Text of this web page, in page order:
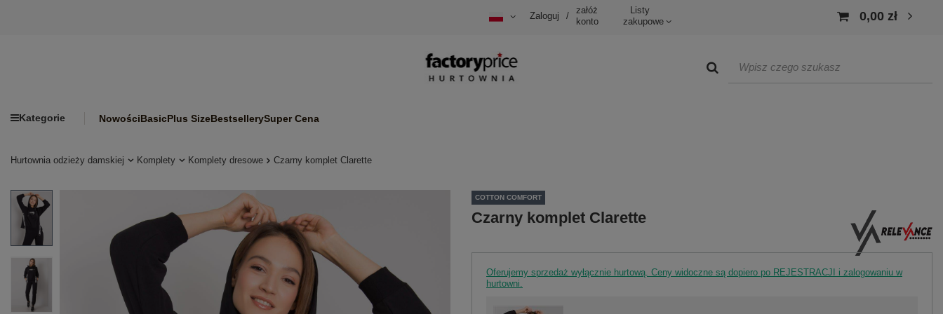
Zaloguj /
załóż
konto
Listy
zakupowe
0,00 zł
Kategorie NowościBasicPlus SizeBestsellerySuper Cena
Hurtownia odzieży damskiej Komplety Komplety dresowe Czarny komplet Clarette
COTTON COMFORT
Czarny komplet Clarette
Oferujemy sprzedaż wyłącznie hurtową. Ceny widoczne są dopiero po REJESTRACJI i zalogowaniu w
hurtowni.